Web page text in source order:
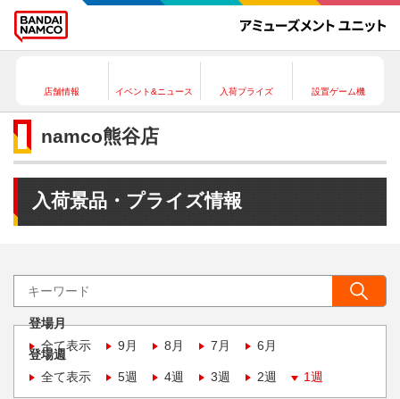
店舗情報 イベント&ニュース 入荷プライズ 設置ゲーム機
namco熊谷店
入荷景品・プライズ情報
登場月
全て表示
9月 8月 7月 6月
登場週
全て表示
5週 4週 3週 2週 1週